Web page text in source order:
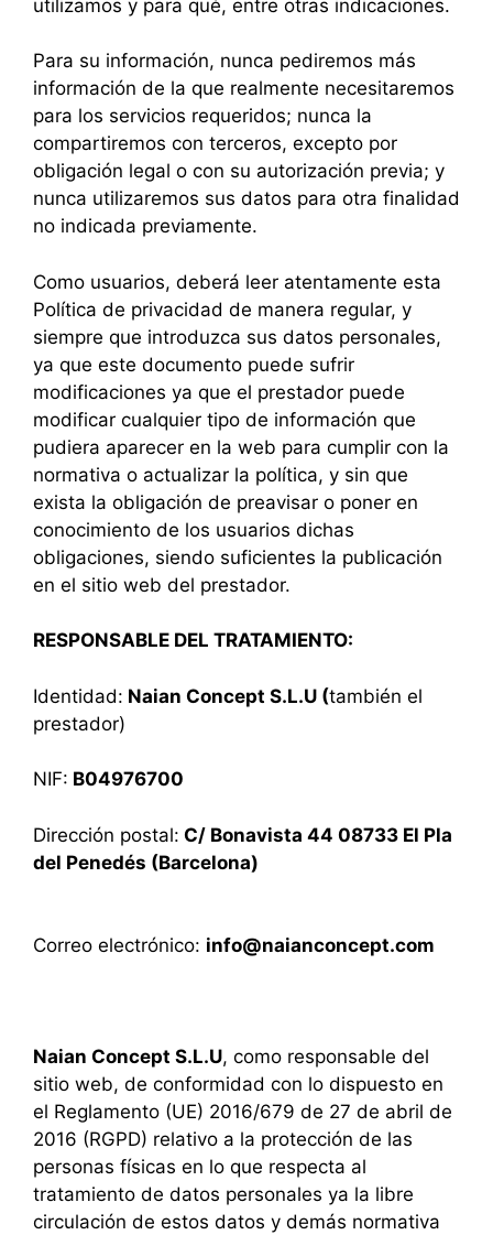
utilizamos y para qué, entre otras indicaciones.
Para su información, nunca pediremos más
información de la que realmente necesitaremos
para los servicios requeridos; nunca la
compartiremos con terceros, excepto por
obligación legal o con su autorización previa; y
nunca utilizaremos sus datos para otra finalidad
no indicada previamente.
Como usuarios, deberá leer atentamente esta
Política de privacidad de manera regular, y
siempre que introduzca sus datos personales,
ya que este documento puede sufrir
modificaciones ya que el prestador puede
modificar cualquier tipo de información que
pudiera aparecer en la web para cumplir con la
normativa o actualizar la política, y sin que
exista la obligación de preavisar o poner en
conocimiento de los usuarios dichas
obligaciones, siendo suficientes la publicación
en el sitio web del prestador.
RESPONSABLE DEL TRATAMIENTO:
Identidad: Naian Concept S.L.U (también el
prestador)
NIF: B04976700
Dirección postal: C/ Bonavista 44 08733 El Pla
del Penedés (Barcelona)
Correo electrónico: info@naianconcept.com
Naian Concept S.L.U, como responsable del
sitio web, de conformidad con lo dispuesto en
el Reglamento (UE) 2016/679 de 27 de abril de
2016 (RGPD) relativo a la protección de las
personas físicas en lo que respecta al
tratamiento de datos personales ya la libre
circulación de estos datos y demás normativa